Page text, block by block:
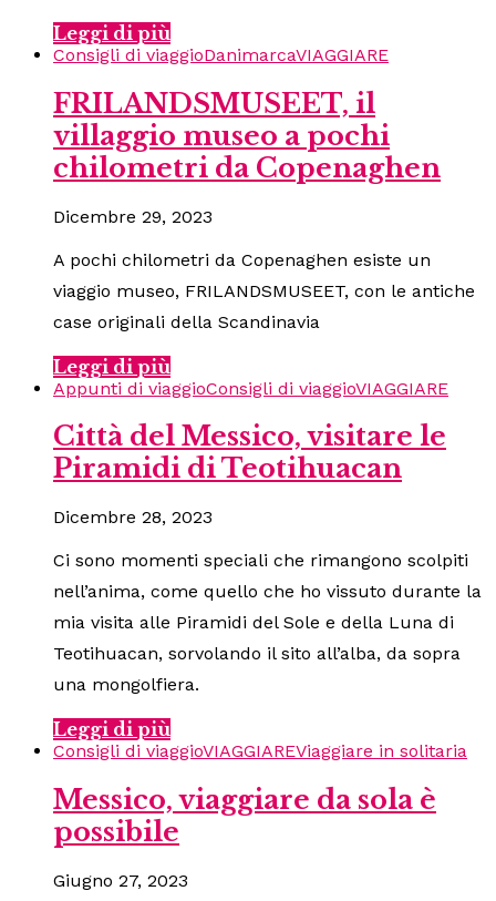
Leggi di più
Consigli di viaggioDanimarcaVIAGGIARE
FRILANDSMUSEET, il
villaggio museo a pochi
chilometri da Copenaghen
Dicembre 29, 2023
A pochi chilometri da Copenaghen esiste un
viaggio museo, FRILANDSMUSEET, con le antiche
case originali della Scandinavia
Leggi di più
Appunti di viaggioConsigli di viaggioVIAGGIARE
Città del Messico, visitare le
Piramidi di Teotihuacan
Dicembre 28, 2023
Ci sono momenti speciali che rimangono scolpiti
nell’anima, come quello che ho vissuto durante la
mia visita alle Piramidi del Sole e della Luna di
Teotihuacan, sorvolando il sito all’alba, da sopra
una mongolfiera.
Leggi di più
Consigli di viaggioVIAGGIAREViaggiare in solitaria
Messico, viaggiare da sola è
possibile
Giugno 27, 2023